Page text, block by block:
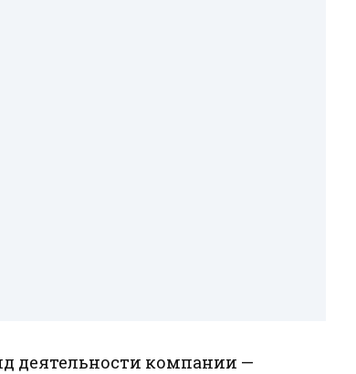
деятельности компании —